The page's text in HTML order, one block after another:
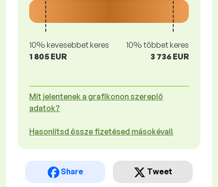
10% kevesebbet keres
1 805 EUR
10% többet keres
3 736 EUR
Mit jelentenek a grafikonon szereplő
adatok?
Hasonlítsd össze fizetésed másokéval!
Share Tweet